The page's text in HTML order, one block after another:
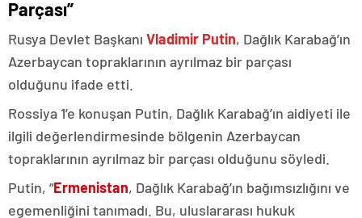
Parçası”
Rusya Devlet Başkanı Vladimir Putin, Dağlık Karabağ’ın
Azerbaycan topraklarının ayrılmaz bir parçası
olduğunu ifade etti.
Rossiya 1’e konuşan Putin, Dağlık Karabağ’ın aidiyeti ile
ilgili değerlendirmesinde bölgenin Azerbaycan
topraklarının ayrılmaz bir parçası olduğunu söyledi.
Putin, “Ermenistan, Dağlık Karabağ’ın bağımsızlığını ve
egemenliğini tanımadı. Bu, uluslararası hukuk